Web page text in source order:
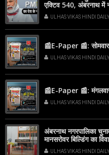
एक्टिव 540, अंबरनाथ में
ULHAS VIKAS HINDI DAILY
📰E-Paper 📰:
ULHAS VIKAS HINDI DAILY
📰E-Paper 📰:
ULHAS VIKAS HINDI DAILY
अंबरनाथ नगरपालिका
मानसरोवर बिल्डिंग का
533, अंबरनाथ में नए
ULHAS VIKAS HINDI DAILY